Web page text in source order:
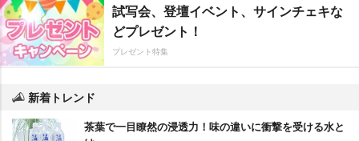
試写会、登壇イベント、サインチェキな
どプレゼント！
プレゼント特集
新着トレンド
茶葉で一目瞭然の浸透力！味の違いに衝撃を受ける水と